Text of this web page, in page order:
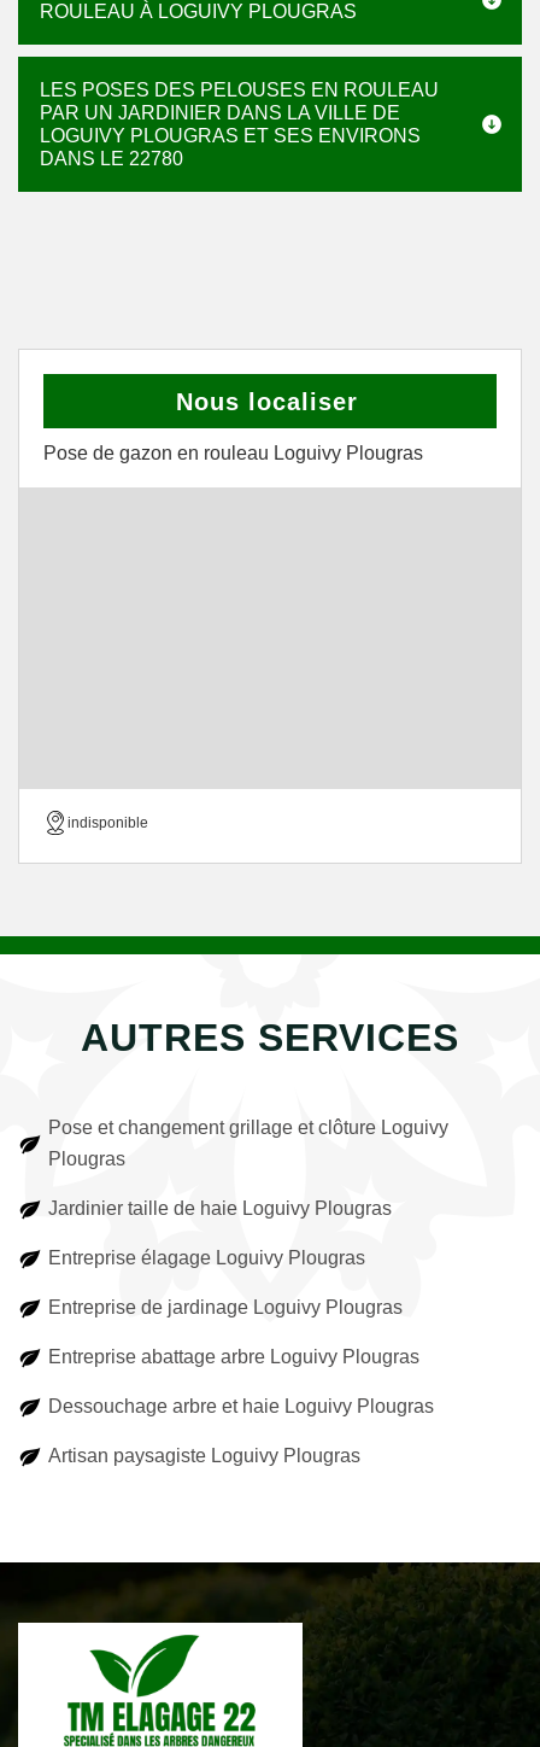
ROULEAU À LOGUIVY PLOUGRAS
LES POSES DES PELOUSES EN ROULEAU
PAR UN JARDINIER DANS LA VILLE DE
LOGUIVY PLOUGRAS ET SES ENVIRONS
DANS LE 22780
Nous localiser
Pose de gazon en rouleau Loguivy Plougras
indisponible
AUTRES SERVICES
Pose et changement grillage et clôture Loguivy
Plougras
Jardinier taille de haie Loguivy Plougras
Entreprise élagage Loguivy Plougras
Entreprise de jardinage Loguivy Plougras
Entreprise abattage arbre Loguivy Plougras
Dessouchage arbre et haie Loguivy Plougras
Artisan paysagiste Loguivy Plougras